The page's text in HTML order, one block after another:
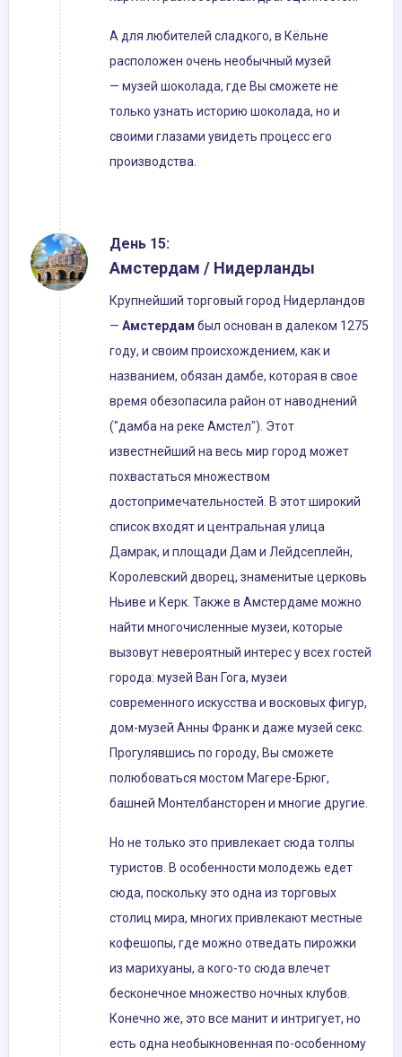
А для любителей сладкого, в Кёльне
расположен очень необычный музей
— музей шоколада, где Вы сможете не
только узнать историю шоколада, но и
своими глазами увидеть процесс его
производства.
День 15:
Амстердам / Нидерланды
Крупнейший торговый город Нидерландов
— Амстердам был основан в далеком 1275
году, и своим происхождением, как и
названием, обязан дамбе, которая в свое
время обезопасила район от наводнений
("дамба на реке Амстел"). Этот
известнейший на весь мир город может
похвастаться множеством
достопримечательностей. В этот широкий
список входят и центральная улица
Дамрак, и площади Дам и Лейдсеплейн,
Королевский дворец, знаменитые церковь
Ньиве и Керк. Также в Амстердаме можно
найти многочисленные музеи, которые
вызовут невероятный интерес у всех гостей
города: музей Ван Гога, музеи
современного искусства и восковых фигур,
дом-музей Анны Франк и даже музей секс.
Прогулявшись по городу, Вы сможете
полюбоваться мостом Магере-Брюг,
башней Монтелбансторен и многие другие.
Но не только это привлекает сюда толпы
туристов. В особенности молодежь едет
сюда, поскольку это одна из торговых
столиц мира, многих привлекают местные
кофешопы, где можно отведать пирожки
из марихуаны, а кого-то сюда влечет
бесконечное множество ночных клубов.
Конечно же, это все манит и интригует, но
есть одна необыкновенная по-особенному